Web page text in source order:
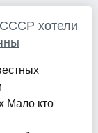
хотели
Мало кто